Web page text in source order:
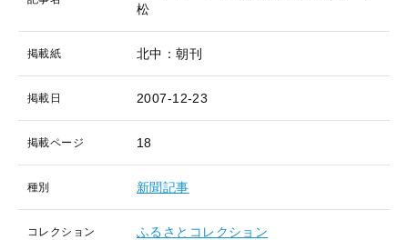
松
掲載紙 北中：朝刊
掲載日 2007-12-23
掲載ページ 18
種別 新聞記事
コレクション ふるさとコレクション